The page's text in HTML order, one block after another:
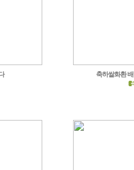
축하쌀화환